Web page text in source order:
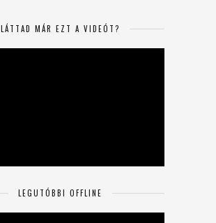
LÁTTAD MÁR EZT A VIDEÓT?
LEGUTÓBBI OFFLINE